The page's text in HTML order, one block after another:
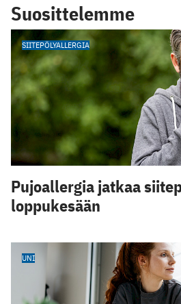
Suosittelemme
SIITEPÖLYALLERGIA
Pujoallergia jatkaa
loppukesään
UNI